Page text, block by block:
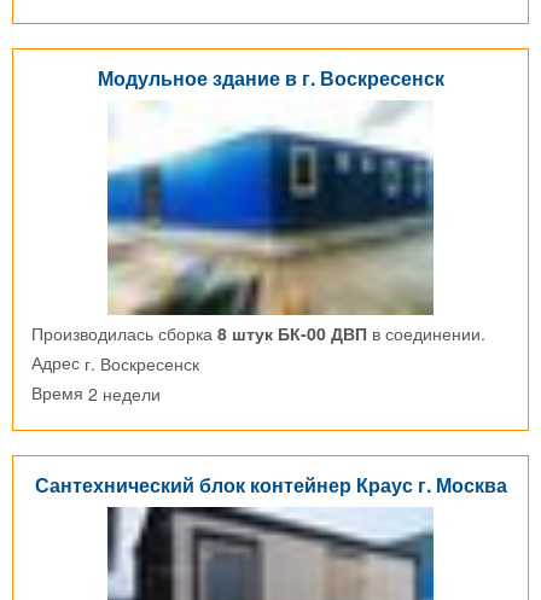
Модульное здание в г. Воскресенск
Производилась сборка 8 штук БК-00 ДВП в соединении.
Адрес г. Воскресенск
Время 2 недели
Сантехнический блок контейнер Краус г. Москва